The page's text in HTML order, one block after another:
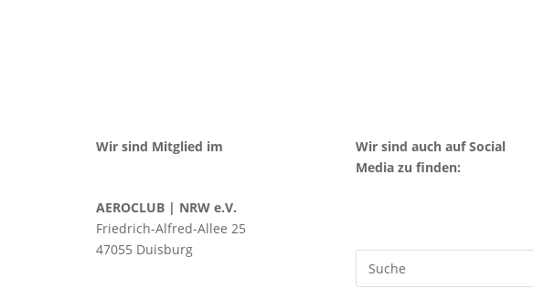
Wir sind Mitglied im
AEROCLUB | NRW e.V.
Friedrich-Alfred-Allee 25
47055 Duisburg
Wir sind auch auf Social
Media zu finden: